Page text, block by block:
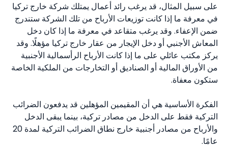
على سبيل المثال، قد يرغب رائد أعمال يمتلك شركة خارج تركيا
في معرفة ما إذا كانت توزيعات الأرباح من تلك الشركة ستندرج
ضمن الإعفاء. وقد يرغب متقاعد في معرفة ما إذا كان دخل
المعاش الأجنبي أو دخل الإيجار من عقار خارج تركيا مؤهلًا. وقد
يركز مكتب عائلي على ما إذا كانت الأرباح الرأسمالية الأجنبية
من الأوراق المالية أو الصناديق أو التخارجات من الملكية الخاصة
ستكون معفاة.
الفكرة الأساسية هي أن المقيمين المؤهلين قد يدفعون الضرائب
التركية فقط على الدخل من مصادر تركية، بينما يبقى الدخل
والأرباح من مصادر أجنبية خارج نطاق الضرائب التركية لمدة 20
عامًا.